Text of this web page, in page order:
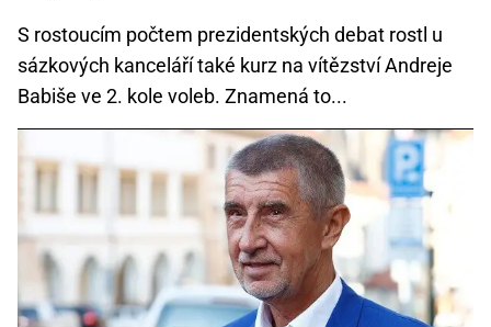
S rostoucím počtem prezidentských debat rostl u
sázkových kanceláří také kurz na vítězství Andreje
Babiše ve 2. kole voleb. Znamená to...